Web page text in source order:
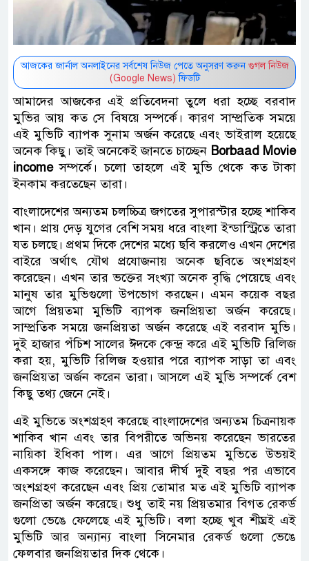
আজকের জার্নাল অনলাইনের সর্বশেষ নিউজ পেতে অনুসরণ করুন গুগল নিউজ
(Google News) ফিডটি
আমাদের আজকের এই প্রতিবেদনা তুলে ধরা হচ্ছে বরবাদ
মুভির আয় কত সে বিষয়ে সম্পর্কে। কারণ সাম্প্রতিক সময়ে
এই মুভিটি ব্যাপক সুনাম অর্জন করেছে এবং ভাইরাল হয়েছে
অনেক কিছু। তাই অনেকেই জানতে চাচ্ছেন Borbaad Movie
incomeসম্পর্কে। চলো তাহলে এই মুভি থেকে কত টাকা
ইনকাম করতেছেন তারা।
বাংলাদেশের অন্যতম চলচ্চিত্র জগতের সুপারস্টার হচ্ছে শাকিব
খান। প্রায় দেড় যুগের বেশি সময় ধরে বাংলা ইন্ডাস্ট্রিতে তারা
যত চলছে। প্রথম দিকে দেশের মধ্যে ছবি করলেও এখন দেশের
বাইরে অর্থাৎ যৌথ প্রযোজনায় অনেক ছবিতে অংশগ্রহণ
করেছেন। এখন তার ভক্তের সংখ্যা অনেক বৃদ্ধি পেয়েছে এবং
মানুষ তার মুভিগুলো উপভোগ করছেন। এমন কয়েক বছর
আগে প্রিয়তমা মুভিটি ব্যাপক জনপ্রিয়তা অর্জন করেছে।
সাম্প্রতিক সময়ে জনপ্রিয়তা অর্জন করেছে এই বরবাদ মুভি।
দুই হাজার পঁচিশ সালের ঈদকে কেন্দ্র করে এই মুভিটি রিলিজ
করা হয়, মুভিটি রিলিজ হওয়ার পরে ব্যাপক সাড়া তা এবং
জনপ্রিয়তা অর্জন করেন তারা। আসলে এই মুভি সম্পর্কে বেশ
কিছু তথ্য জেনে নেই।
এই মুভিতে অংশগ্রহণ করেছে বাংলাদেশের অন্যতম চিত্রনায়ক
শাকিব খান এবং তার বিপরীতে অভিনয় করেছেন ভারতের
নায়িকা ইধিকা পাল। এর আগে প্রিয়তম মুভিতে উভয়ই
একসঙ্গে কাজ করেছেন। আবার দীর্ঘ দুই বছর পর এভাবে
অংশগ্রহণ করেছেন এবং প্রিয় তোমার মত এই মুভিটি ব্যাপক
জনপ্রিতা অর্জন করেছে। শুধু তাই নয় প্রিয়তমার বিগত রেকর্ড
গুলো ভেঙে ফেলেছে এই মুভিটি। বলা হচ্ছে খুব শীঘ্রই এই
মুভিটি আর অন্যান্য বাংলা সিনেমার রেকর্ড গুলো ভেঙে
ফেলবার জনপ্রিয়তার দিক থেকে।